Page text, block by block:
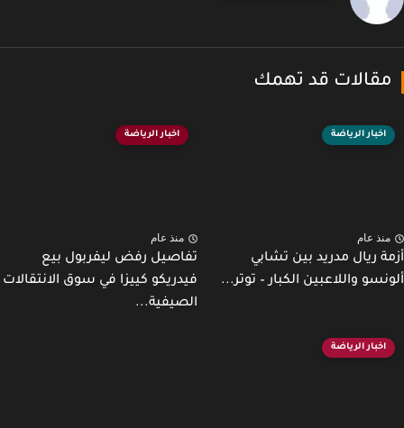
قد تهمك
اخبار الرياضة
عام
ريال مدريد بين تشابي
واللاعبين الكبار – توتر...
اخبار الرياضة
منذ عام
تفاصيل رفض ليفربول بيع
فيدريكو كييزا في سوق الانتقالات
الصيفية...
اخبار الرياضة